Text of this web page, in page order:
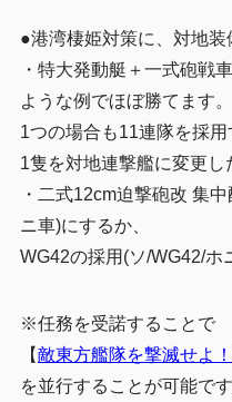
●港湾棲姫対策に、対地装
・特大発動艇＋一式砲戦
ような例でほぼ勝てます。
1つの場合も11連隊を採用
1隻を対地連撃艦に変更し
・二式12cm迫撃砲改 集
ニ車)にするか、
WG42の採用(ソ/WG42/ホ
※任務を受諾することで
【敵東方艦隊を撃滅せよ！
を並行することが可能です